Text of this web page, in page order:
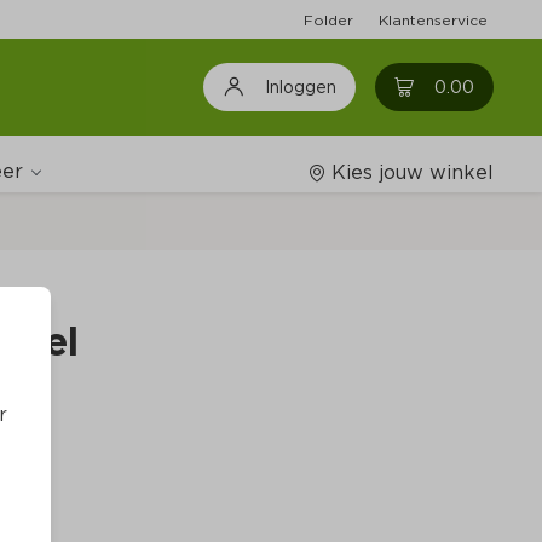
Folder Klantenservice
Inloggen 0.00 0
Wijnshop
Kies jouw winkel